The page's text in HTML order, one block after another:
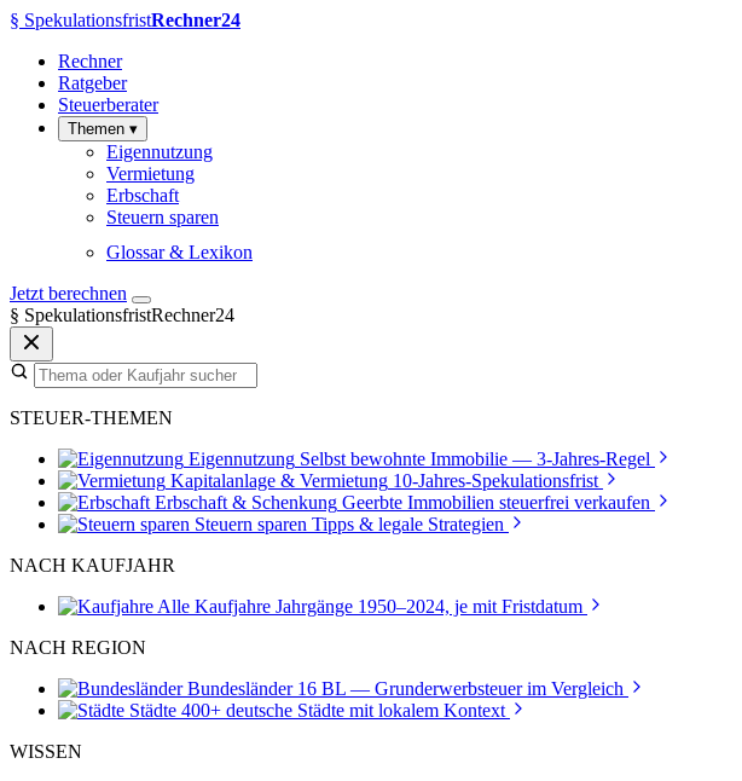
§ SpekulationsfristRechner24
Rechner
Ratgeber
Steuerberater
Themen ▾
Eigennutzung
Vermietung
Erbschaft
Steuern sparen
Glossar & Lexikon
Jetzt berechnen
§ SpekulationsfristRechner24
STEUER-THEMEN
Eigennutzung Selbst bewohnte Immobilie — 3-Jahres-Regel
Kapitalanlage & Vermietung 10-Jahres-Spekulationsfrist
Erbschaft & Schenkung Geerbte Immobilien steuerfrei verkaufen
Steuern sparen Tipps & legale Strategien
NACH KAUFJAHR
Alle Kaufjahre Jahrgänge 1950–2024, je mit Fristdatum
NACH REGION
Bundesländer 16 BL — Grunderwerbsteuer im Vergleich
Städte 400+ deutsche Städte mit lokalem Kontext
WISSEN